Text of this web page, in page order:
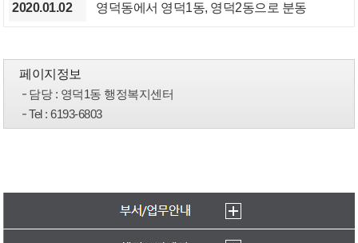
2020.01.02 영덕동에서 영덕1동, 영덕2동으로 분동
페이지정보
담당: 영덕1동 행정복지센터
Tel: 6193-6803